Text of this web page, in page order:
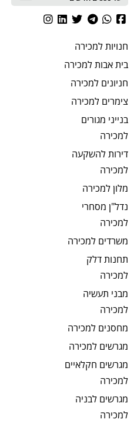
חנויותלמכירה
בית אבותלמכירה
חניונים למכירה
צימרים למכירה
בנייני מגורים
למכירה
דירות להשקעה
למכירה
מלון למכירה
נדל"ן מסחרי
למכירה
משרדים למכירה
תחנות דלק
למכירה
מבני תעשיה
למכירה
מחסנים למכירה
מגרשים למכירה
מגרשים חקלאיים
למכירה
מגרשים לבניה
למכירה